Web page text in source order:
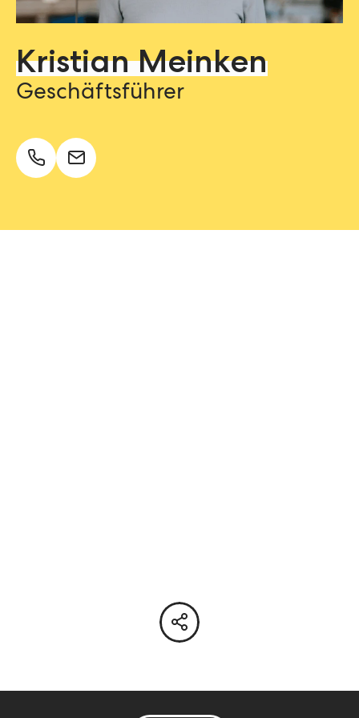
Kristian Meinken
Geschäftsführer